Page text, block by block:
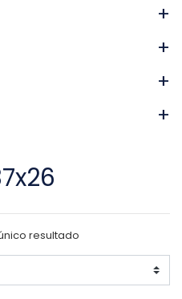
+
+
+
+
resultado